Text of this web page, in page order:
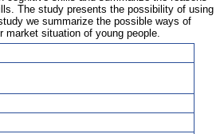
The study presents the possibility of using
we summarize the possible ways of
situation of young people.